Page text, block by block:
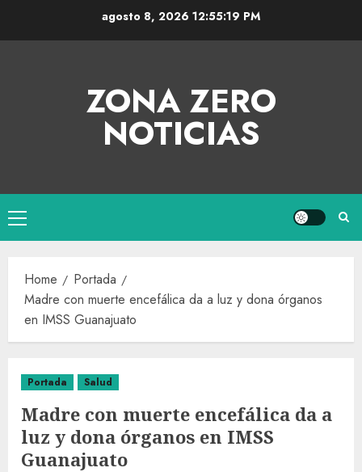
agosto 8, 2026 12:55:20 PM
ZONA ZERO
NOTICIAS
Home
Portada
Madre con muerte encefálica da a luz y dona órganos
en IMSS Guanajuato
Portada Salud
Madre con muerte encefálica da a
luz y dona órganos en IMSS
Guanajuato